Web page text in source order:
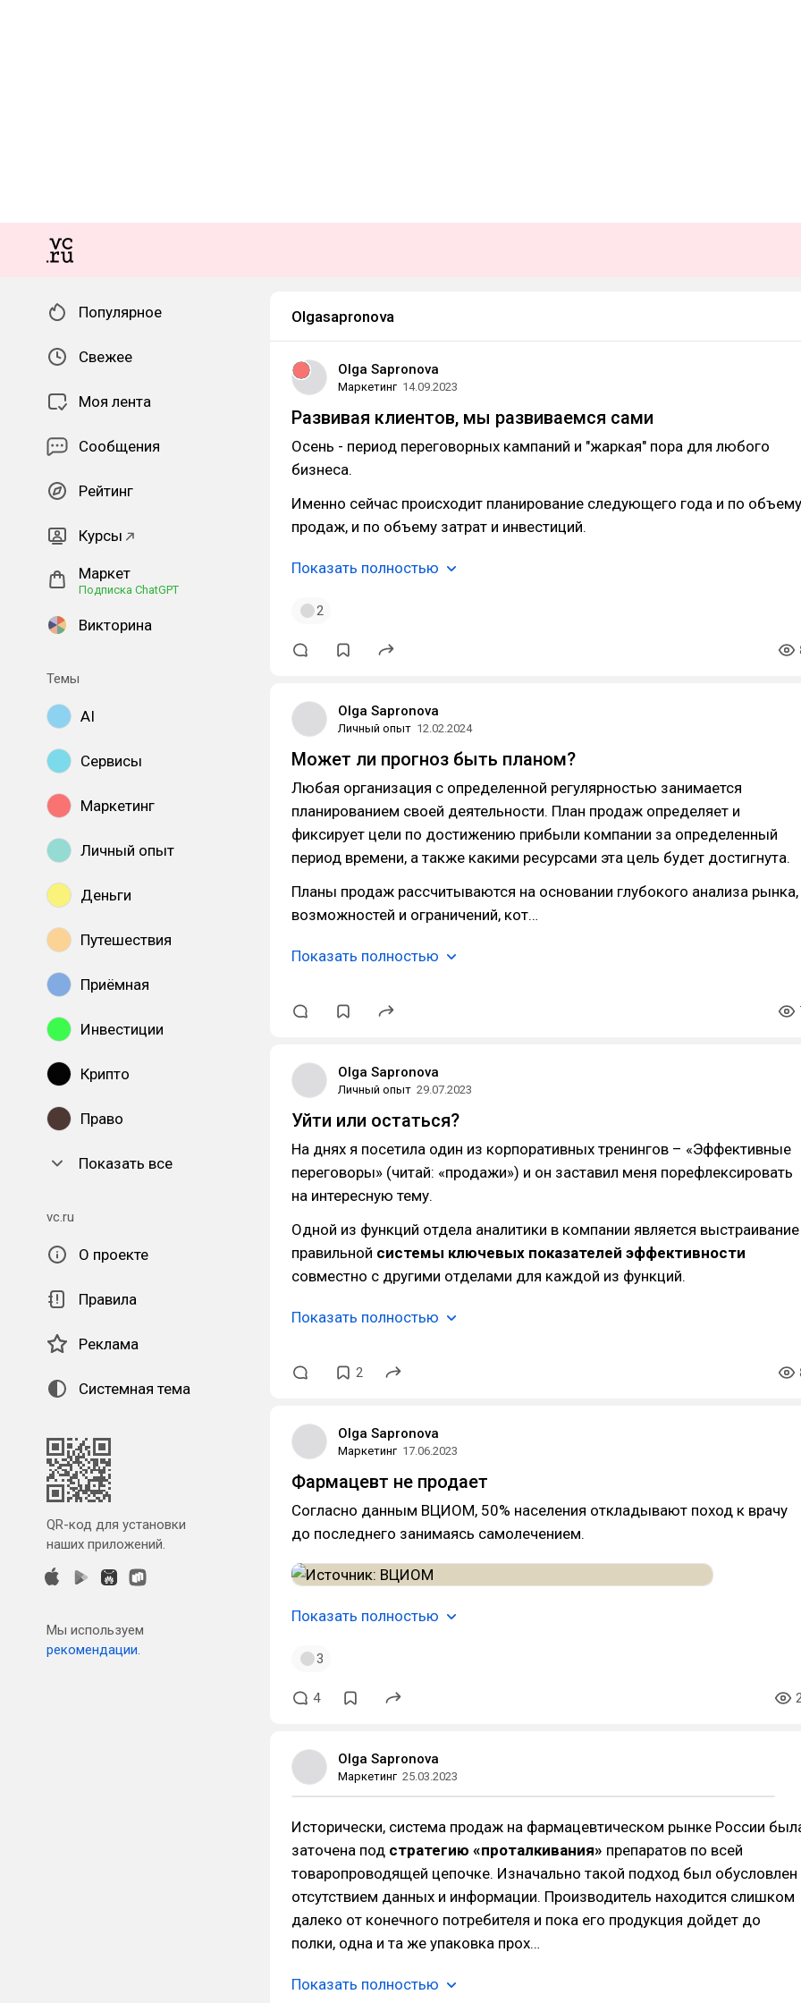
Популярное
Свежее
Моя лента
Сообщения
Рейтинг
Курсы
Маркет
Подписка ChatGPT
Викторина
Темы
AI
Сервисы
Маркетинг
Личный опыт
Деньги
Путешествия
Приёмная
Инвестиции
Крипто
Право
Показать все
vc.ru
О проекте
Правила
Реклама
Системная тема
QR-код для установки
наших приложений.
Мы используем
рекомендации.
Olgasapronova
Olga Sapronova
Маркетинг 14.09.2023
Развивая клиентов, мы развиваемся сами
Осень - период переговорных кампаний и "жаркая" пора для любого
бизнеса.
Именно сейчас происходит планирование следующего года и по объему
продаж, и по объему затрат и инвестиций.
Показать полностью
2
Olga Sapronova
Личный опыт 12.02.2024
Может ли прогноз быть планом?
Любая организация с определенной регулярностью занимается
планированием своей деятельности. План продаж определяет и
фиксирует цели по достижению прибыли компании за определенный
период времени, а также какими ресурсами эта цель будет достигнута.
Планы продаж рассчитываются на основании глубокого анализа рынка,
возможностей и ограничений, кот…
Показать полностью
Olga Sapronova
Личный опыт 29.07.2023
Уйти или остаться?
На днях я посетила один из корпоративных тренингов – «Эффективные
переговоры» (читай: «продажи») и он заставил меня порефлексировать
на интересную тему.
Одной из функций отдела аналитики в компании является выстраивание
правильной системы ключевых показателей эффективности
совместно с другими отделами для каждой из функций.
Показать полностью
2
Olga Sapronova
Маркетинг 17.06.2023
Фармацевт не продает
Согласно данным ВЦИОМ, 50% населения откладывают поход к врачу
до последнего занимаясь самолечением.
Показать полностью
3
4
Olga Sapronova
Маркетинг 25.03.2023
Исторически, система продаж на фармацевтическом рынке России
заточена под стратегию «проталкивания» препаратов по всей
товаропроводящей цепочке. Изначально такой подход был обусловлен
отсутствием данных и информации. Производитель находится слишком
далеко от конечного потребителя и пока его продукция дойдет до
полки, одна и та же упаковка прох…
Показать полностью